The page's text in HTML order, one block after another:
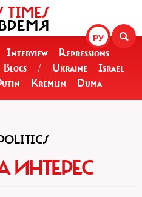
РУ
TIMES
Interview
Repressions
Blogs / Ukraine
Israel
Kremlin Duma
ИНТЕРЕС